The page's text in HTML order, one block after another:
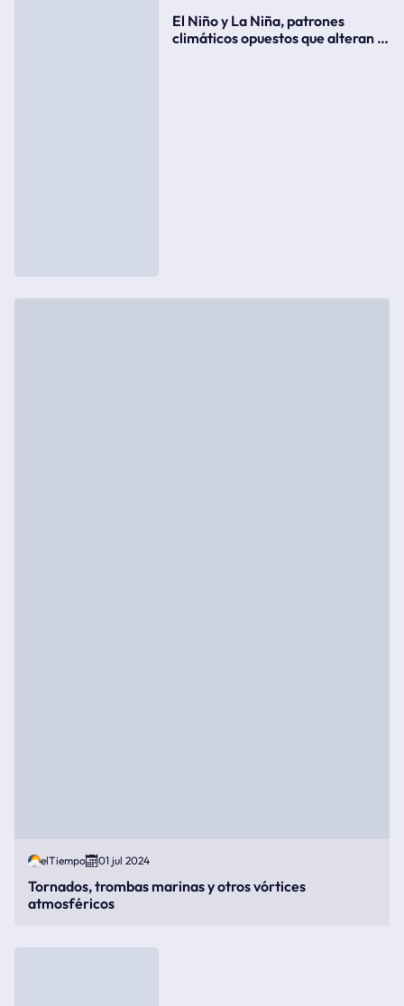
El Niño y La Niña, patrones
climáticos opuestos que alteran la
elTiempo 01 jul 2024
Tornados, trombas marinas y otros vórtices
atmosféricos